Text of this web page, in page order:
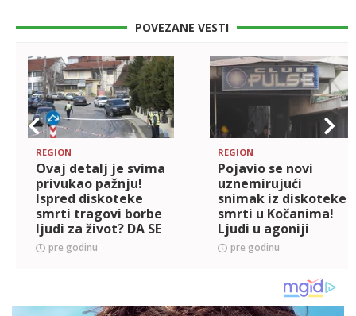
POVEZANE VESTI
REGION
Ovaj detalj je svima
privukao pažnju!
Ispred diskoteke
smrti tragovi borbe
ljudi za život? DA SE
NAJEŽIŠ
pre godinu
REGION
Pojavio se novi
uznemirujući
snimak iz diskoteke
smrti u Kočanima!
Ljudi u agoniji
vrište i beže!
(VIDEO)
pre godinu